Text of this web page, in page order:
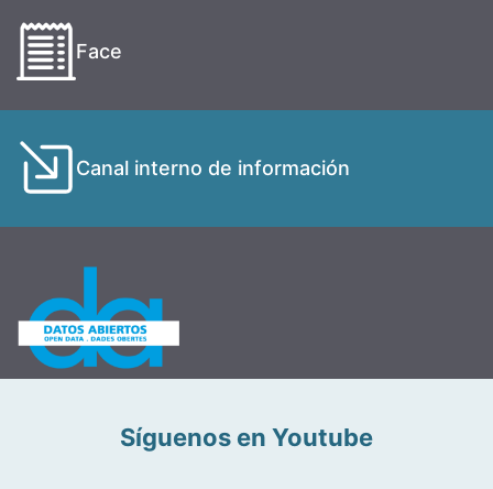
Face
Canal interno de información
Síguenos en Youtube